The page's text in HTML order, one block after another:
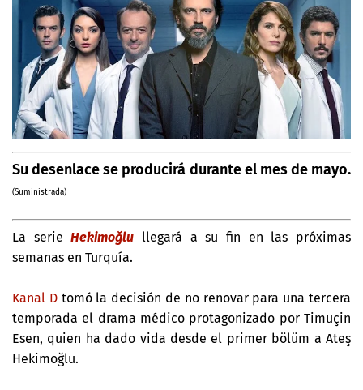
Su desenlace se producirá durante el mes de mayo.
(Suministrada)
La serieHekimoğlu llegará a su fin en las próximas
semanas en Turquía.
Kanal Dtomó la decisión de no renovar para una tercera
temporada el drama médico protagonizado por Timuçin
Esen, quien ha dado vida desde el primer bölüm a Ateş
Hekimoğlu.